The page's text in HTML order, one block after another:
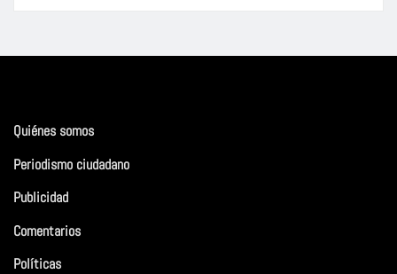
Quiénes somos
Periodismo ciudadano
Publicidad
Comentarios
Políticas